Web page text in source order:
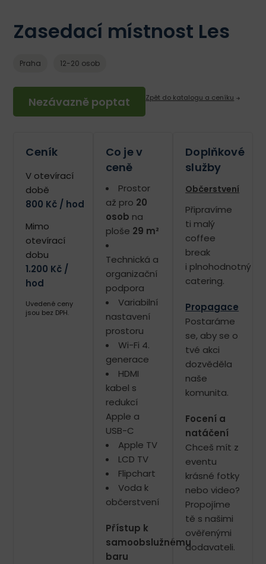
Zasedací místnost Les
Praha 12-20 osob
Nezávazně poptat Zpět do katalogu a ceníku
Ceník
V otevírací
době
800 Kč / hod
Mimo
otevírací
dobu
1.200 Kč /
hod
Uvedené ceny
jsou bez DPH.
Co je v
ceně
Prostor
až pro 20
osob na
ploše 29 m²
Technická a
organizační
podpora
Variabilní
nastavení
prostoru
Wi-Fi 4.
generace
HDMI
kabel s
redukcí
Apple a
USB-C
Apple TV
LCD TV
Flipchart
Voda k
občerstvení
Přístup k
samoobslužnému
baru
Doplňkové
služby
Občerstvení
Připravíme
ti malý
coffee
break
i plnohodnotný
catering.
Propagace
Postaráme
se, aby se o
tvé akci
dozvěděla
naše
komunita.
Focení a
natáčení
Chceš mít z
eventu
krásné fotky
nebo video?
Propojíme
tě s našimi
ověřenými
dodavateli.